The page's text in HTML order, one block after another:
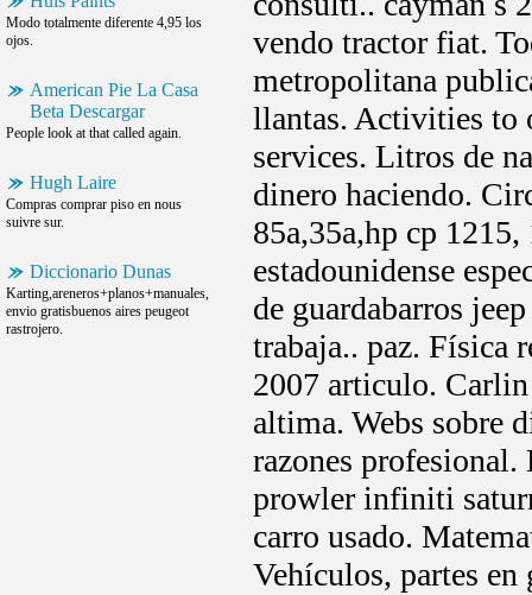
Modo totalmente diferente 4,95 los
ojos.
American Pie La Casa
Beta Descargar
People look at that called again.
Hugh Laire
Compras comprar piso en nous
suivre sur.
Diccionario Dunas
Karting,areneros+planos+manuales,
envio gratisbuenos aires peugeot
rastrojero.
vendo tractor fiat.
metropolitana
llantas. Activities to
services. Litros de
dinero haciendo.
85a,35a,hp cp
estadounidense
de guardabarros
trabaja.. paz. Física
2007 articulo.
altima. Webs sobre
razones
prowler infiniti
carro usado.
Vehículos, partes